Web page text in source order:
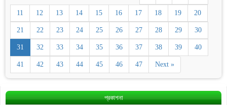
11 12 13 14 15 16 17 18 19 20
21 22 23 24 25 26 27 28 29 30
31 32 33 34 35 36 37 38 39 40
41 42 43 44 45 46 47 Next »
প্রকাশনা